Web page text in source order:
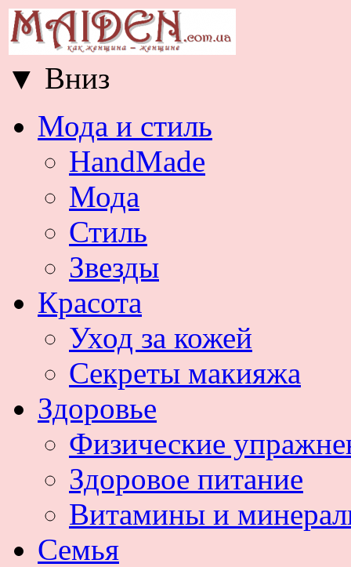
▼ Вниз
Мода и стиль
HandMade
Мода
Стиль
Звезды
Красота
Уход за кожей
Секреты макияжа
Здоровье
Физические
Здоровое питание
Витамины и
Семья